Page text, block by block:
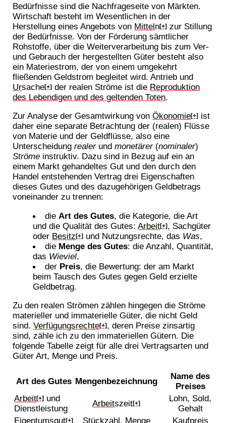
Bedürfnisse sind die Nachfrageseite von Märkten.
Wirtschaft besteht im Wesentlichen in der
Herstellung eines Angebots von Mitteln[+] zur Stillung
der Bedürfnisse. Von der Förderung sämtlicher
Rohstoffe, über die Weiterverarbeitung bis zum Ver-
und Gebrauch der hergestellten Güter besteht also
ein Materiestrom, der von einem umgekehrt
fließenden Geldstrom begleitet wird. Antrieb und
Ursache[+] der realen Ströme ist die Reproduktion
des Lebendigen und des geltenden Toten.
Zur Analyse der Gesamtwirkung vonÖkonomie[+] ist
daher eine separate Betrachtung der (realen) Flüsse
von Materie und der Geldflüsse, also eine
Unterscheidungrealerundmonetärer(nominaler)
Ströme instruktiv. Dazu sind in Bezug auf ein an
einem Markt gehandeltes Gut und den durch den
Handel entstehenden Vertrag drei Eigenschaften
dieses Gutes und des dazugehörigen Geldbetrags
voneinander zu trennen:
die Art des Gutes, die Kategorie, die Art
und die Qualität des Gutes:Arbeit[+], Sachgüter
oder Besitz[+] und Nutzungsrechte, das Was,
die Menge des Gutes: die Anzahl, Quantität,
das Wieviel,
der Preis, die Bewertung: der am Markt
beim Tausch des Gutes gegen Geld erzielte
Geldbetrag.
Zu den realen Strömen zählen hingegen die Ströme
materieller und immaterielle Güter, die nicht Geld
sind.Verfügungsrechte[+] , deren Preise zinsartig
sind, zähle ich zu den immateriellen Gütern. Die
folgende Tabelle zeigt für alle drei Vertragsarten und
Güter Art, Menge und Preis.
Art des Gutes Mengenbezeichnung
Name des
Preises
Arbeit[+] und
Dienstleistung
Arbeitszeit[+]
Lohn, Sold,
Gehalt
Eigentumsgut[+] Stückzahl, Menge Kaufpreis